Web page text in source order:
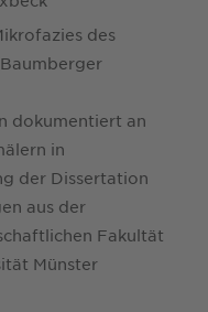
des
dokumentiert an
in
der Dissertation
aus der
Fakultät
Münster